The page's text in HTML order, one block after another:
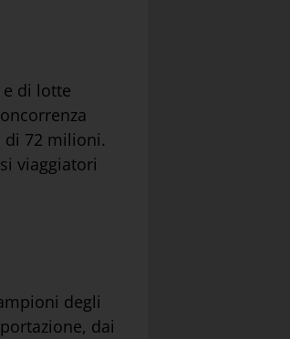
di lotte
di 72 milioni.
viaggiatori
degli
dai